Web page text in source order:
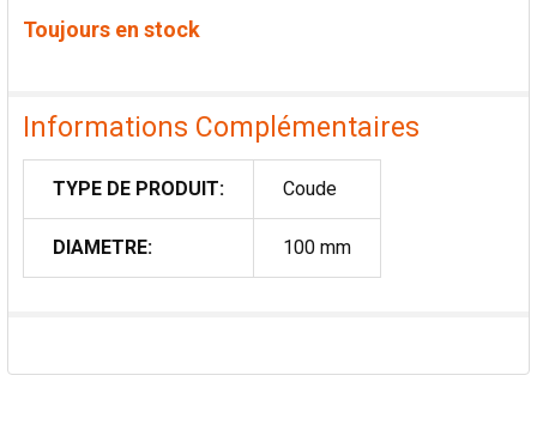
Toujours en stock
Informations Complémentaires
TYPE DE PRODUIT: Coude
DIAMETRE: 100 mm